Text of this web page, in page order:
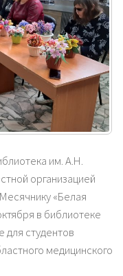
им. А.Н.
организацией
«Белая
в библиотеке
студентов
медицинского